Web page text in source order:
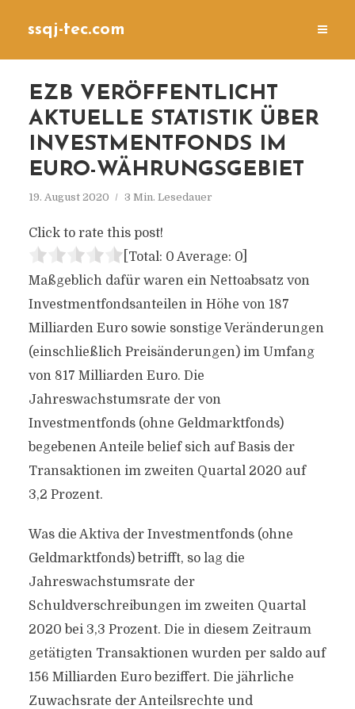
ssqj-tec.com
EZB VERÖFFENTLICHT
AKTUELLE STATISTIK ÜBER
INVESTMENTFONDS IM
EURO-WÄHRUNGSGEBIET
19. August 2020 3 Min. Lesedauer
Click to rate this post!
[Total: 0 Average: 0]
Maßgeblich dafür waren ein Nettoabsatz von
Investmentfondsanteilen in Höhe von 187
Milliarden Euro sowie sonstige Veränderungen
(einschließlich Preisänderungen) im Umfang
von 817 Milliarden Euro. Die
Jahreswachstumsrate der von
Investmentfonds (ohne Geldmarktfonds)
begebenen Anteile belief sich auf Basis der
Transaktionen im zweiten Quartal 2020 auf
3,2 Prozent.
Was die Aktiva der Investmentfonds (ohne
Geldmarktfonds) betrifft, so lag die
Jahreswachstumsrate der
Schuldverschreibungen im zweiten Quartal
2020 bei 3,3 Prozent. Die in diesem Zeitraum
getätigten Transaktionen wurden per saldo auf
156 Milliarden Euro beziffert. Die jährliche
Zuwachsrate der Anteilsrechte und